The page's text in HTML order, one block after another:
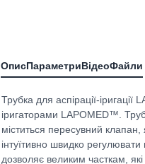
Трубка для аспірації-
іригаторами LAPOMED™.
міститься пересувний
інтуїтивно швидко
дозволяє великим часткам, які